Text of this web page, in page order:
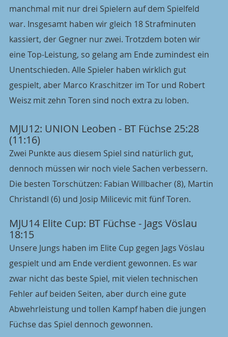
manchmal mit nur drei Spielern auf dem Spielfeld
war. Insgesamt haben wir gleich 18 Strafminuten
kassiert, der Gegner nur zwei. Trotzdem boten wir
eine Top-Leistung, so gelang am Ende zumindest ein
Unentschieden. Alle Spieler haben wirklich gut
gespielt, aber Marco Kraschitzer im Tor und Robert
Weisz mit zehn Toren sind noch extra zu loben.
MJU12: UNION Leoben - BT Füchse 25:28
(11:16)
Zwei Punkte aus diesem Spiel sind natürlich gut,
dennoch müssen wir noch viele Sachen verbessern.
Die besten Torschützen: Fabian Willbacher (8), Martin
Christandl (6) und Josip Milicevic mit fünf Toren.
MJU14 Elite Cup: BT Füchse - Jags Vöslau
18:15
Unsere Jungs haben im Elite Cup gegen Jags Vöslau
gespielt und am Ende verdient gewonnen. Es war
zwar nicht das beste Spiel, mit vielen technischen
Fehler auf beiden Seiten, aber durch eine gute
Abwehrleistung und tollen Kampf haben die jungen
Füchse das Spiel dennoch gewonnen.